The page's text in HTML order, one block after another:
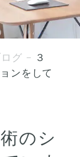
グ
３
ンをして
のシ